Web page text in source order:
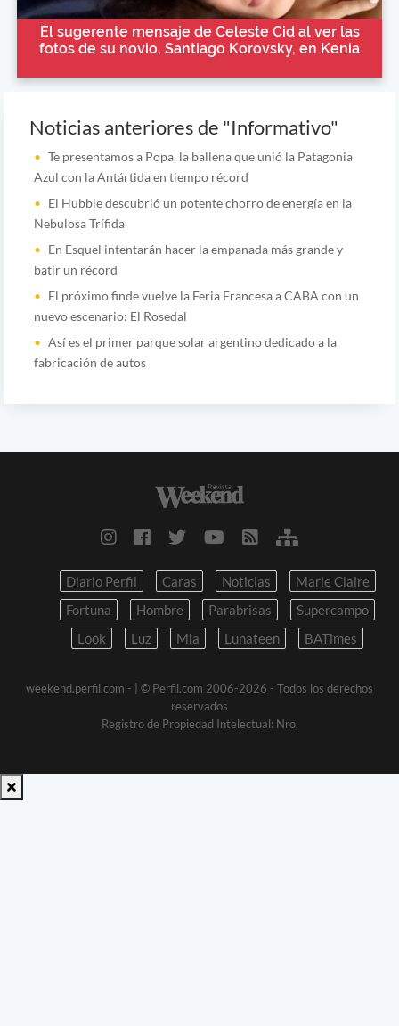
El sugerente mensaje de Celeste Cid al ver las
fotos de su novio, Santiago Korovsky, en Kenia
Noticias anteriores de "Informativo"
Te presentamos a Popa, la ballena que unió la Patagonia
Azul con la Antártida en tiempo récord
El Hubble descubrió un potente chorro de energía en la
Nebulosa Trífida
En Esquel intentarán hacer la empanada más grande y
batir un récord
El próximo finde vuelve la Feria Francesa a CABA con un
nuevo escenario: El Rosedal
Así es el primer parque solar argentino dedicado a la
fabricación de autos
Diario Perfil Caras Noticias
Marie Claire
Fortuna
Hombre Parabrisas
Supercampo
Look
Luz Mia Lunateen BATimes
weekend.perfil.com -
| © Perfil.com 2006-2026 - Todos los derechos
reservados
Registro de Propiedad Intelectual: Nro.